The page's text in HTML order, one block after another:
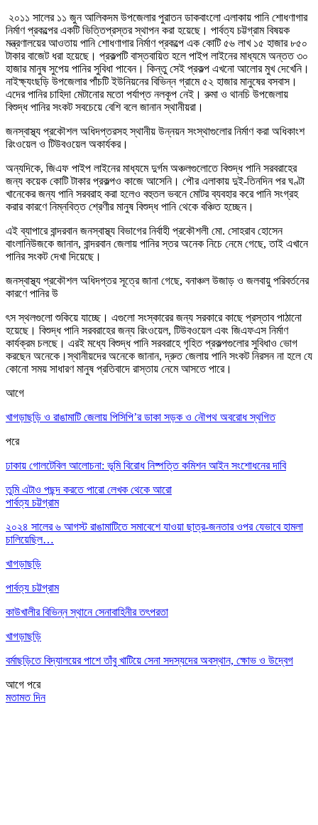
২০১১ সালের ১১ জুন আলিকদম উপজেলার পুরাতন ডাকবাংলো এলাকায় পানি শোধণাগার
নির্মাণ প্রকল্পের একটি ভিত্তিপ্রস্তর স্থাপন করা হয়েছে। পার্বত্য চট্টগ্রাম বিষয়ক
মন্ত্রণালয়ের আওতায় পানি শোধণাগার নির্মাণ প্রকল্পে এক কোটি ৫৬ লাখ ১৫ হাজার ৮৫০
টাকার বাজেট ধরা হয়েছে। প্রকল্পটি বাস্তবায়িত হলে পাইপ লাইনের মাধ্যমে অন্তত ৩০
হাজার মানুষ সুপেয় পানির সুবিধা পাবেন। কিন্তু সেই প্রকল্প এখনো আলোর মুখ দেখেনি।
নাইক্ষ্যংছড়ি উপজেলার পাঁচটি ইউনিয়নের বিভিন্ন গ্রামে ৫২ হাজার মানুষের বসবাস।
এদের পানির চাহিদা মেটানোর মতো পর্যাপ্ত নলকূপ নেই। রুমা ও থানচি উপজেলায়
বিশুদ্ধ পানির সংকট সবচেয়ে বেশি বলে জানান স্থানীয়রা।
জনস্বাস্থ্য প্রকৌশল অধিদপ্তরসহ স্থানীয় উন্নয়ন সংস্থাগুলোর নির্মাণ করা অধিকাংশ
রিংওয়েল ও টিউবওয়েল অকার্যকর।
অন্যদিকে, জিএফ পাইপ লাইনের মাধ্যমে দুর্গম অঞ্চলগুলোতে বিশুদ্ধ পানি সরবরাহের
জন্য কয়েক কোটি টাকার প্রকল্পও কাজে আসেনি। পৌর এলাকায় দুই-তিনদিন পর ঘণ্টা
খানেকের জন্য পানি সরবরাহ করা হলেও বহুতল ভবনে মোটর ব্যবহার করে পানি সংগ্রহ
করার কারণে নিম্নবিত্ত শ্রেণীর মানুষ বিশুদ্ধ পানি থেকে বঞ্চিত হচ্ছেন।
এই ব্যাপারে বান্দরবান জনস্বাস্থ্য বিভাগের নির্বাহী প্রকৌশলী মো. সোহরাব হোসেন
বাংলানিউজকে জানান, বান্দরবান জেলায় পানির স্তর অনেক নিচে নেমে গেছে, তাই এখানে
পানির সংকট দেখা দিয়েছে।
জনস্বাস্থ্য প্রকৌশল অধিদপ্তর সূত্রে জানা গেছে, বনাঞ্চল উজাড় ও জলবায়ু পরিবর্তনের
কারণে পানির উ
ৎস স্থলগুলো শুকিয়ে যাচ্ছে। এগুলো সংস্কারের জন্য সরকারে কাছে প্রস্তাব পাঠানো
হয়েছে। বিশুদ্ধ পানি সরবরাহের জন্য রিংওয়েল, টিউবওয়েল এবং জিএফএস নির্মাণ
কার্যক্রম চলছে। এরই মধ্যে বিশুদ্ধ পানি সরবরাহে গৃহিত প্রকল্পগুলোর সুবিধাও ভোগ
করছেন অনেকে।স্থানীয়দের অনেকে জানান, দ্রুত জেলায় পানি সংকট নিরসন না হলে যে
কোনো সময় সাধারণ মানুষ প্রতিবাদে রাস্তায় নেমে আসতে পারে।
আগে
খাগড়াছড়ি ও রাঙামাটি জেলায় পিসিপি’র ডাকা সড়ক ও নৌপথ অবরোধ স্থগিত
পরে
ঢাকায় গোলটেবিল আলোচনা: ভূমি বিরোধ নিষ্পত্তি কমিশন আইন সংশোধনের দাবি
তুমি এটাও পছন্দ করতে পারো লেখক থেকে আরো
পার্বত্য চট্টগ্রাম
২০২৪ সালের ৬ আগস্ট রাঙামাটিতে সমাবেশে যাওয়া ছাত্র-জনতার ওপর যেভাবে হামলা
চালিয়েছিল…
খাগড়াছড়ি
পার্বত্য চট্টগ্রাম
কাউখালীর বিভিন্ন স্থানে সেনাবাহিনীর তৎপরতা
খাগড়াছড়ি
বর্মাছড়িতে বিদ্যালয়ের পাশে তাঁবু খাটিয়ে সেনা সদস্যদের অবস্থান, ক্ষোভ ও উদ্বেগ
আগে পরে
মতামত দিন